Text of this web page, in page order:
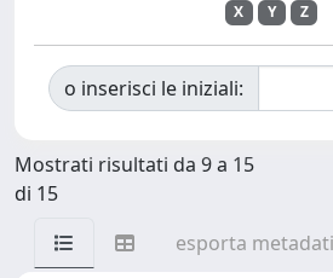
X
Y Z
o inserisci le iniziali:
Mostrati risultati da 9 a 15
di 15
esporta metadati